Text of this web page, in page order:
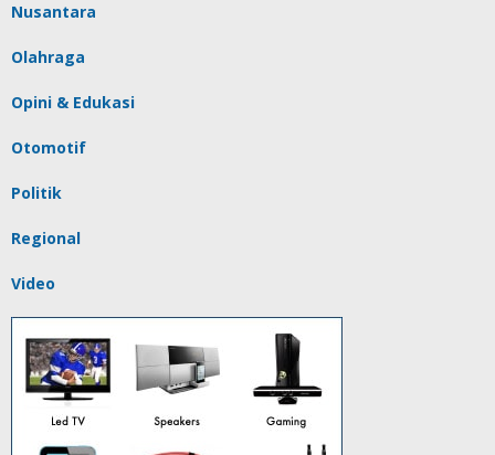
Nusantara
Olahraga
Opini & Edukasi
Otomotif
Politik
Regional
Video